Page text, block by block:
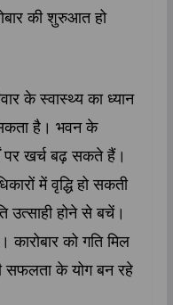
की शुरुआत हो
के स्वास्थ्‍य का ध्यान
है। भवन के
पर खर्च बढ़ सकते हैं।
में वृद्धि हो सकती
उत्साही होने से बचें।
कारोबार को गति मिल
सफलता के योग बन रहे